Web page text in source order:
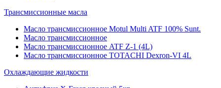
Трансмиссионные масла
Масло трансмиссионное Motul Multi ATF 100% Sunt.
Масло трансмиссионное
Масло трансмиссионное ATF Z-1 (4L)
Масло трансмиссионное TOTACHI Dexron-VI 4L
Охлаждающие жидкости